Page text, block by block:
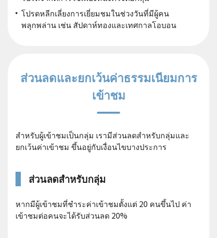
โปรดหลีกเลี่ยงการเยี่ยมชมในช่วงวันที่มีผู้คน
พลุกพล่าน เช่น สัปดาห์ทองและเทศกาลโอบอน
ส่วนลดและยกเว้นค่าธรรมเนียมการ
เข้าชม
สำหรับผู้เข้าชมเป็นกลุ่ม เรามีส่วนลดสำหรับกลุ่มและ
ยกเว้นค่าเข้าชม ขึ้นอยู่กับเงื่อนไขบางประการ
ส่วนลดสำหรับกลุ่ม
หากมีผู้เข้าชมที่ชำระค่าเข้าชมตั้งแต่ 20 คนขึ้นไป ค่า
เข้าชมต่อคนจะได้รับส่วนลด 20%